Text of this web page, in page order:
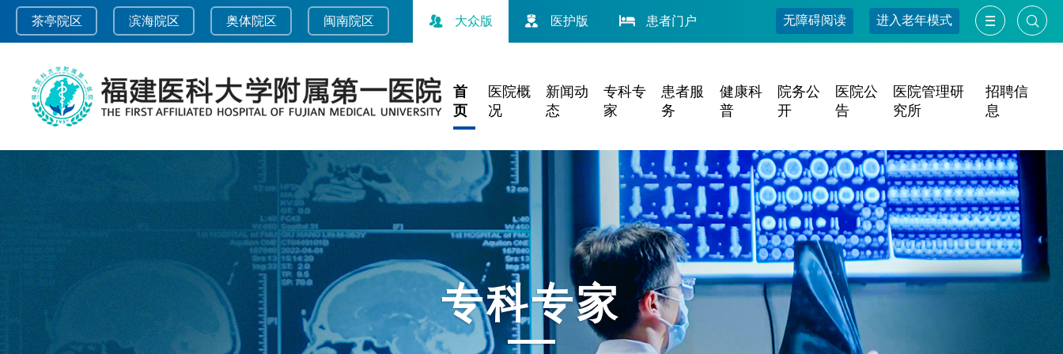
茶亭院区 滨海院区 奥体院区 闽南院区 大众版 医护版 患者门户 无障碍阅读 进入老年模式
首
页
医院概
况
新闻动
态
专科专
家
患者服
务
健康科
普
院务公
开
医院公
告
医院管理研
究所
招聘信
息
专科专家